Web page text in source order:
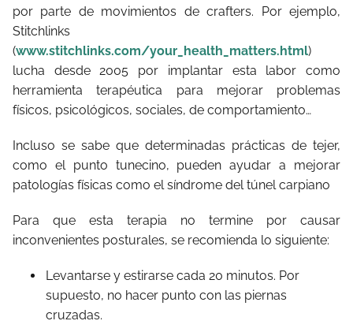
por parte de movimientos de crafters. Por ejemplo,
Stitchlinks
(www.stitchlinks.com/your_health_matters.html)
lucha desde 2005 por implantar esta labor como
herramienta terapéutica para mejorar problemas
físicos, psicológicos, sociales, de comportamiento…
Incluso se sabe que determinadas prácticas de tejer,
como el punto tunecino, pueden ayudar a mejorar
patologías físicas como el síndrome del túnel carpiano
Para que esta terapia no termine por causar
inconvenientes posturales, se recomienda lo siguiente:
Levantarse y estirarse cada 20 minutos. Por
supuesto, no hacer punto con las piernas
cruzadas.